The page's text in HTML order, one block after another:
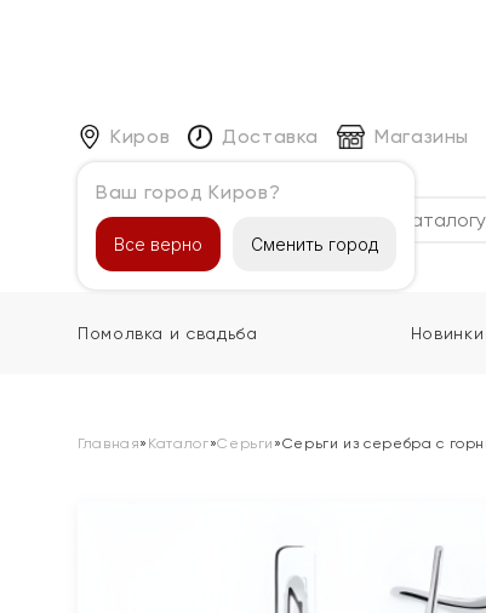
Киров
Ваш город Киров?
Все верно Сменить город
Доставка Магазины
Каталог
Помолвка и свадьба Новинки
Главная» Каталог»Серьги »Серьги из серебра с